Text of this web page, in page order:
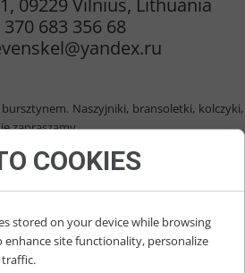
Naszyjniki, bransoletki, kolczyki,
zapraszamy.
bracelets, earrings, pendants,
09229 Vilnius, Lithuania
683 356 68
COOKIES
stored on your device while browsing
enhance site functionality, personalize